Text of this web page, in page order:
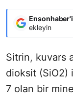
Ensonhaber'i
ekleyin
Sitrin, kuvars
dioksit (SiO2)
7 olan bir